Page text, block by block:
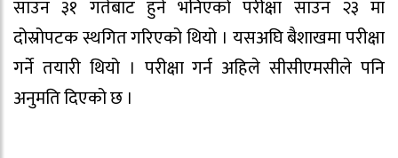
साउन ३१ गतेबाट हुने भनिएको परीक्षा साउन २३ मा
दोस्रोपटक स्थगित गरिएको थियो । यसअघि बैशाखमा परीक्षा
गर्ने तयारी थियो । परीक्षा गर्न अहिले सीसीएमसीले पनि
अनुमति दिएको छ ।